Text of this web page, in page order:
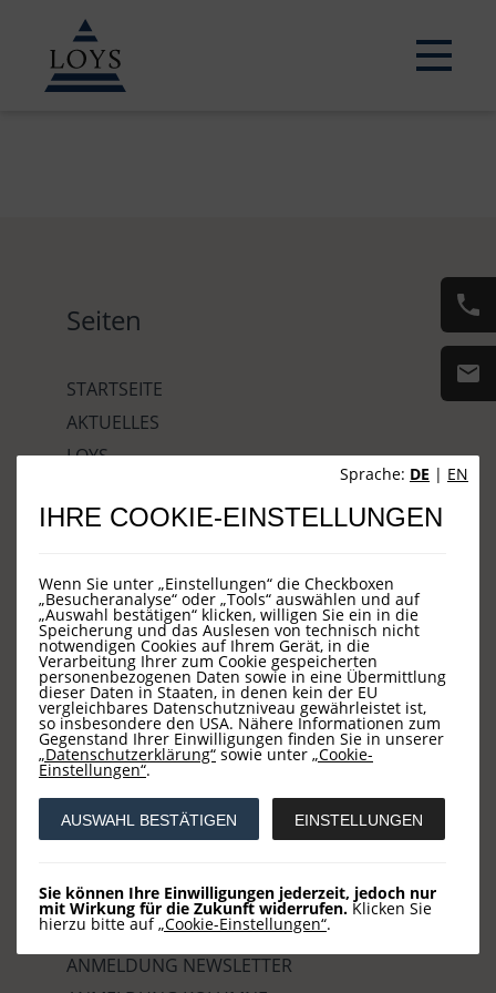
Sprache: DE | EN
IHRE COOKIE-EINSTELLUNGEN
Wenn Sie unter „Einstellungen“ die Checkboxen
„Besucheranalyse“ oder „Tools“ auswählen und auf
„Auswahl bestätigen“ klicken, willigen Sie ein in die
Speicherung und das Auslesen von technisch nicht
notwendigen Cookies auf Ihrem Gerät, in die
Verarbeitung Ihrer zum Cookie gespeicherten
personenbezogenen Daten sowie in eine Übermittlung
dieser Daten in Staaten, in denen kein der EU
vergleichbares Datenschutzniveau gewährleistet ist,
so insbesondere den USA. Nähere Informationen zum
Gegenstand Ihrer Einwilligungen finden Sie in unserer
„Datenschutzerklärung“ sowie unter „Cookie-
Einstellungen“.
AUSWAHL BESTÄTIGEN EINSTELLUNGEN
Sie können Ihre Einwilligungen jederzeit, jedoch nur
mit Wirkung für die Zukunft widerrufen. Klicken Sie
hierzu bitte auf„Cookie-Einstellungen“.
Seiten
STARTSEITE
AKTUELLES
LOYS
KONTAKT
Kontakt
LOYS AG
Barckhausstraße 10
60325 Frankfurt
Tel.: +49 (0) 69-2475444-0
E-Mail: info(at)loys.de
Service
ANMELDUNG NEWSLETTER